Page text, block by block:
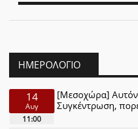
ΗΜΕΡΟΛΌΓΙΟ
14
Αυγ
11:00
[Μεσοχώρα]
Συγκέντρωση,